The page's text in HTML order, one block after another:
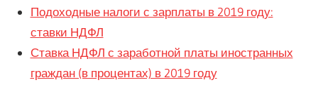
Подоходные налоги с зарплаты в 2019 году:
ставки НДФЛ
Ставка НДФЛ с заработной платы иностранных
граждан (в процентах) в 2019 году